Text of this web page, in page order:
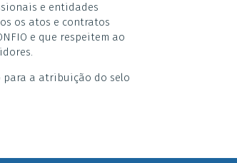
e entidades
os atos e contratos
e que respeitem ao
para a atribuição do selo